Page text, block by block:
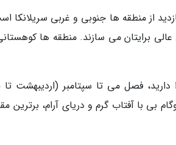
از منطقه ها جنوبی و غربی سریلانکا
برایتان می سازند. منطقه ها کوهستانی
فصل می تا سپتامبر (اردیبهشت تا
بی با آفتاب گرم و دریای آرام، برترین